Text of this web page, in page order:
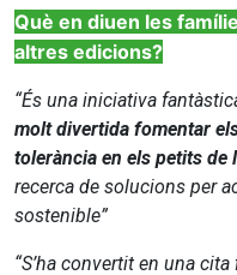
Què en diuen les
altres edicions?
“És una iniciativa
molt divertida fomentar
tolerància en els petits de
recerca de solucions per
sostenible”
“S’ha convertit en una